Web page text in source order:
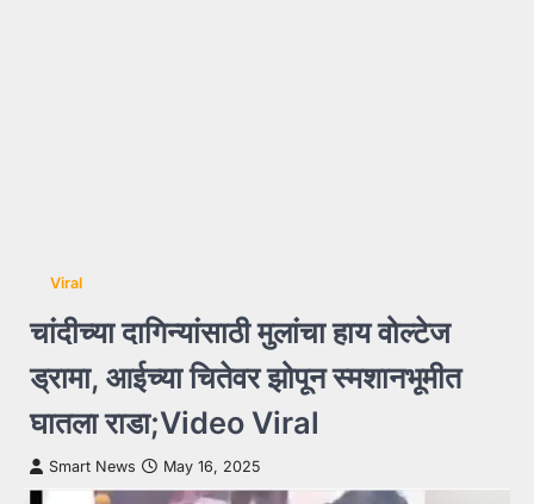
Viral
चांदीच्या दागिन्यांसाठी मुलांचा हाय वोल्टेज
ड्रामा, आईच्या चितेवर झोपून स्मशानभूमीत
घातला राडा;Video Viral
Smart News May 16, 2025